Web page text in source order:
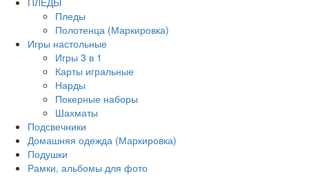
Пледы
Полотенца (Маркировка)
Игры настольные
Игры 3 в 1
Карты игральные
Нарды
Покерные наборы
Шахматы
Подсвечники
Домашняя одежда (Маркировка)
Подушки
Рамки, альбомы для фото